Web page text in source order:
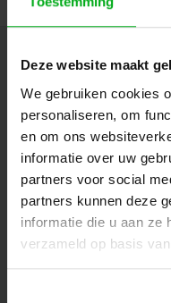
Deze website maakt
We gebruiken cookies
personaliseren, om
en om ons
informatie over uw
partners voor social
partners kunnen deze
informatie die u aan ze
verzameld op basis
Contact
Ontvang de laatste